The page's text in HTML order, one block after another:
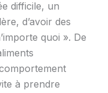
difficile, un
d’avoir des
quoi ». De
à prendre